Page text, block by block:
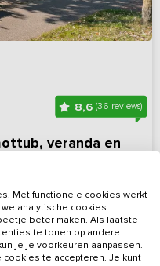
8,6 (36 reviews)
veranda en
Bekijk details
Met functionele cookies werkt
analytische cookies
beter maken. Als laatste
te tonen op andere
je je voorkeuren aanpassen.
cookies te accepteren. Je kunt